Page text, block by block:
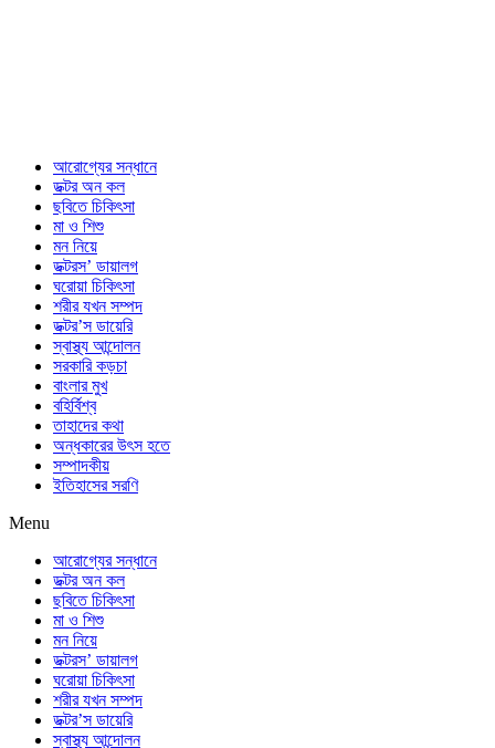
আরোগ্যের সন্ধানে
ডক্টর অন কল
ছবিতে চিকিৎসা
মা ও শিশু
মন নিয়ে
ডক্টরস’ ডায়ালগ
ঘরোয়া চিকিৎসা
শরীর যখন সম্পদ
ডক্টর’স ডায়েরি
স্বাস্থ্য আন্দোলন
সরকারি কড়চা
বাংলার মুখ
বহির্বিশ্ব
তাহাদের কথা
অন্ধকারের উৎস হতে
সম্পাদকীয়
ইতিহাসের সরণি
Menu
আরোগ্যের সন্ধানে
ডক্টর অন কল
ছবিতে চিকিৎসা
মা ও শিশু
মন নিয়ে
ডক্টরস’ ডায়ালগ
ঘরোয়া চিকিৎসা
শরীর যখন সম্পদ
ডক্টর’স ডায়েরি
স্বাস্থ্য আন্দোলন